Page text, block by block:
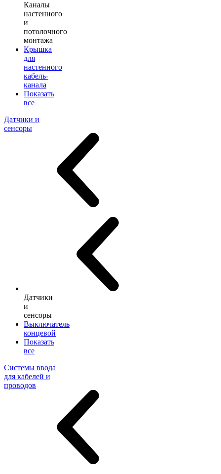
Каналы
настенного
и
потолочного
монтажа
Крышка
для
настенного
кабель-
канала
Показать
все
Датчики и
сенсоры
Датчики
и
сенсоры
Выключатель
концевой
Показать
все
Системы ввода
для кабелей и
проводов